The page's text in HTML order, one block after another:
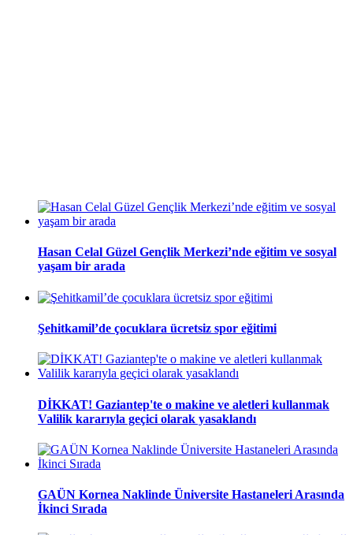
Hasan Celal Güzel Gençlik Merkezi’nde eğitim ve sosyal
yaşam bir arada
Şehitkamil’de çocuklara ücretsiz spor eğitimi
DİKKAT! Gaziantep'te o makine ve aletleri kullanmak
Valilik kararıyla geçici olarak yasaklandı
GAÜN Kornea Naklinde Üniversite Hastaneleri Arasında
İkinci Sırada